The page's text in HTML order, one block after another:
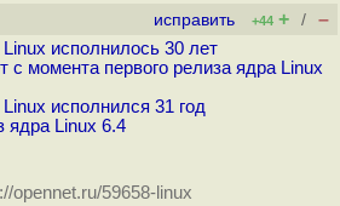
исправить +44 + / –
исполнилось 30 лет
с момента первого релиза ядра Linux
исполнился 31 год
ядра Linux 6.4
opennet.ru/59658-linux